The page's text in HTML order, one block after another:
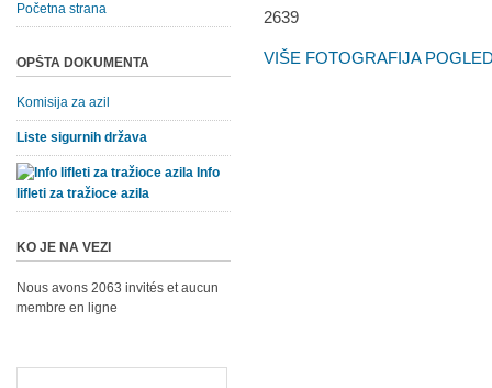
VIŠE FOTOGRAFIJA
Početna strana
OPŠTA DOKUMENTA
Komisija za azil
Liste sigurnih država
Info
lifleti za tražioce azila
KO JE NA VEZI
Nous avons 2063 invités et aucun
membre en ligne